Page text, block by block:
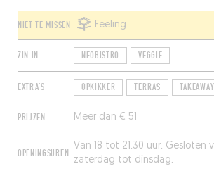
NIET TE MISSEN Feeling
ZIN IN NEOBISTRO VEGGIE
EXTRA'S OPKIKKER TERRAS TAKEAWAY
PRIJZEN Meer dan € 51
OPENINGSUREN
Van 18 tot 21.30 uur. Gesloten
zaterdag tot dinsdag.